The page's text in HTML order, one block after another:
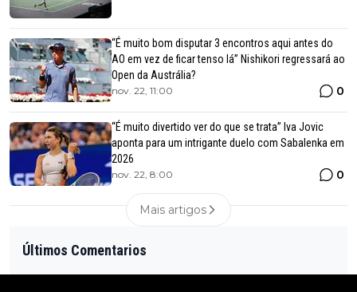
“É muito bom disputar 3 encontros aqui antes do
AO em vez de ficar tenso lá” Nishikori regressará ao
Open da Austrália?
nov. 22, 11:00 0
“É muito divertido ver do que se trata” Iva Jovic
aponta para um intrigante duelo com Sabalenka em
2026
nov. 22, 8:00 0
Mais artigos
Últimos Comentarios